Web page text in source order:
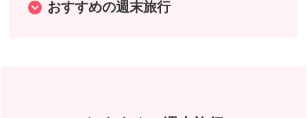
おすすめの週末旅行